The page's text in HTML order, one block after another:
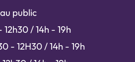
public
/ 14h - 19h
- 12H30 / 14h - 19h